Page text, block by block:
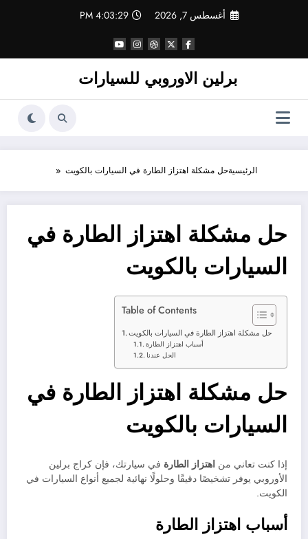
أغسطس 7, 2026 4:03:29 PM
برلين الاوروبي للسيارات
الرئيسيةحل مشكلة اهتزاز الطارة في السيارات بالكويت
حل مشكلة اهتزاز الطارة في
السيارات بالكويت
Table of Contents
حل مشكلة اهتزاز الطارة في السيارات بالكويت
أسباب اهتزاز الطارة
الحل عندنا
حل مشكلة اهتزاز الطارة في
السيارات بالكويت
إذا كنت تعاني من اهتزاز الطارة في سيارتك، فإن كراج برلين
الأوروبي يوفر تشخيصًا دقيقًا وحلولًا نهائية لجميع أنواع السيارات في
الكويت.
أسباب اهتزاز الطارة